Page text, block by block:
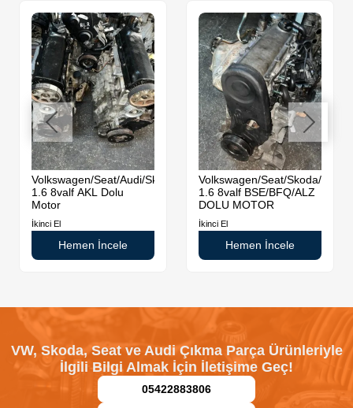
Volkswagen/Seat/Audi/Skoda
1.6 8valf AKL Dolu
Motor
İkinci El
Hemen İncele
Volkswagen/Seat/Skoda/Audi
1.6 8valf BSE/BFQ/ALZ
DOLU MOTOR
İkinci El
Hemen İncele
VW, Skoda, Seat ve Audi Çıkma Parça Ürünleriyle
İlgili Bilgi Almak İçin İletişime Geç!
05422883806